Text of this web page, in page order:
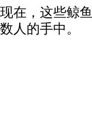
现在，这些鲸
数人的手中。